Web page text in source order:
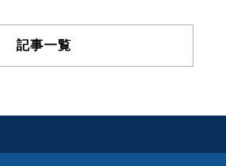
記事一覧